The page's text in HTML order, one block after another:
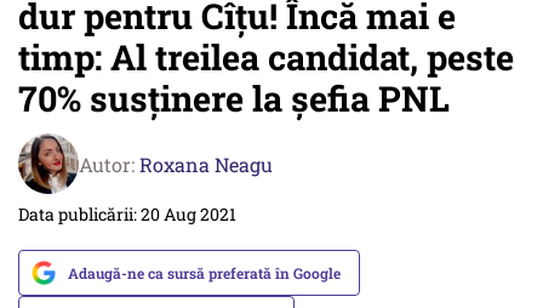
dur pentru Cîțu! Încă mai e
timp: Al treilea candidat, peste
70% susținere la șefia PNL
Autor:Roxana Neagu
Data publicării: 20 Aug 2021
Adaugă-ne ca sursă preferată în Google